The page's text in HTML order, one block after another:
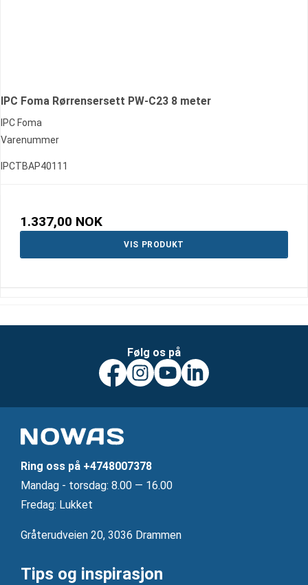
IPC Foma Rørrensersett PW-C23 8 meter
IPC Foma
Varenummer
IPCTBAP40111
1.337,00 NOK
VIS PRODUKT
Følg os på
Ring oss på +4748007378
Mandag ‐ torsdag: 8.00 — 16.00
Fredag: Lukket
Gråterudveien 20, 3036 Drammen
Tips og inspirasjon